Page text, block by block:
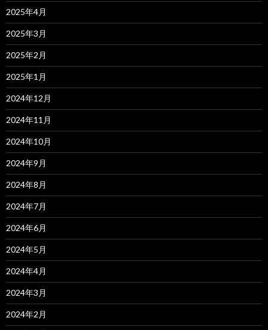
2025年4月
2025年3月
2025年2月
2025年1月
2024年12月
2024年11月
2024年10月
2024年9月
2024年8月
2024年7月
2024年6月
2024年5月
2024年4月
2024年3月
2024年2月